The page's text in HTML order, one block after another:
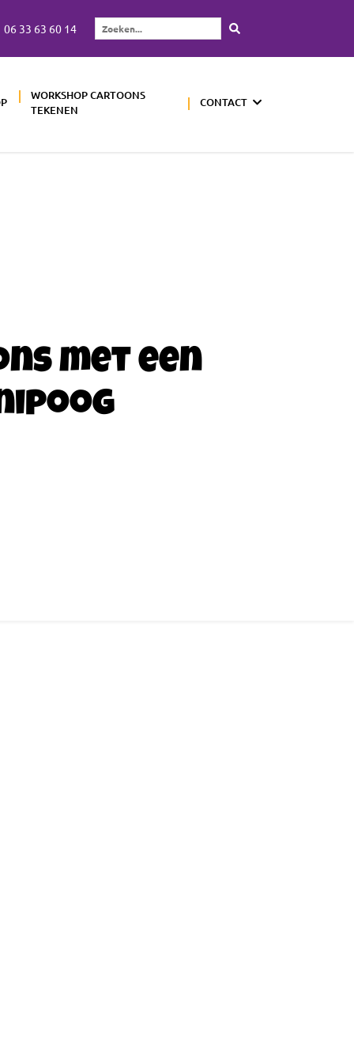
06 33 63 60 14
Zoeken...
WORKSHOP CARTOONS
TEKENEN
CONTACT
met een